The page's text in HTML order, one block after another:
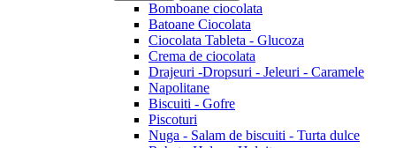
Bomboane ciocolata
Batoane Ciocolata
Ciocolata Tableta - Glucoza
Crema de ciocolata
Drajeuri -Dropsuri - Jeleuri - Caramele
Napolitane
Biscuiti - Gofre
Piscoturi
Nuga - Salam de biscuiti - Turta dulce